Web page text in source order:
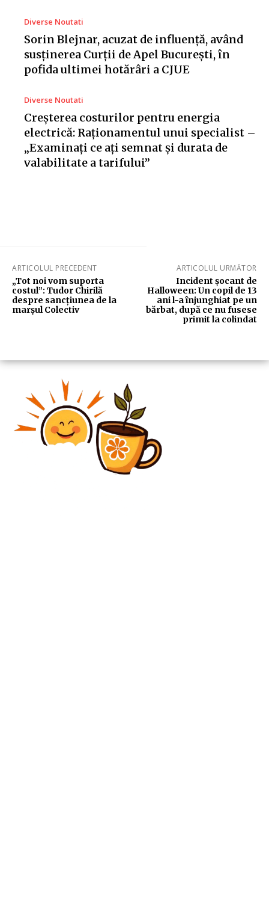
Diverse Noutati
Sorin Blejnar, acuzat de influență, având
susținerea Curții de Apel București, în
pofida ultimei hotărâri a CJUE
Diverse Noutati
Creșterea costurilor pentru energia
electrică: Raționamentul unui specialist –
„Examinați ce ați semnat și durata de
valabilitate a tarifului”
ARTICOLUL PRECEDENT
„Tot noi vom suporta
costul”: Tudor Chirilă
despre sancțiunea de la
marșul Colectiv
ARTICOLUL URMĂTOR
Incident șocant de
Halloween: Un copil de 13
ani l-a înjunghiat pe un
bărbat, după ce nu fusese
primit la colindat